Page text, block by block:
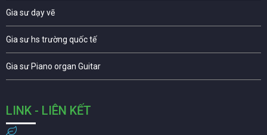
Gia sư dạy vẽ
Gia sư hs trường quốc tế
Gia sư Piano organ Guitar
LINK - LIÊN KẾT